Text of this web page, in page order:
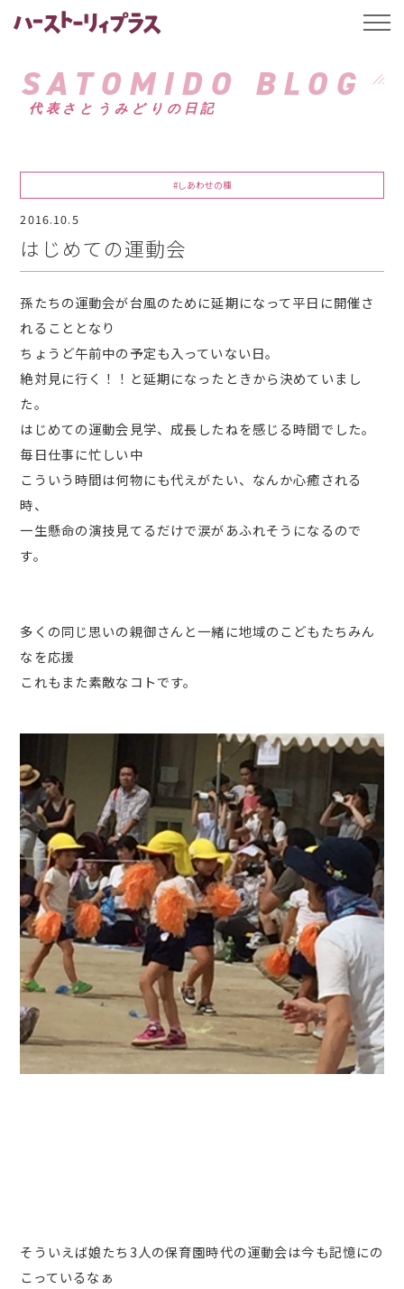
ハーストーリィプ
SATOMIDO BLOG
代表さとうみどりの日記
#しあわせの種
2016.10.5
はじめての運動会
孫たちの運動会が台風のために延期になって平日に開催さ
れることとなり
ちょうど午前中の予定も入っていない日。
絶対見に行く！！と延期になったときから決めていまし
た。
はじめての運動会見学、成長したねを感じる時間でした。
毎日仕事に忙しい中
こういう時間は何物にも代えがたい、なんか心癒される
時、
一生懸命の演技見てるだけで涙があふれそうになるので
す。
多くの同じ思いの親御さんと一緒に地域のこどもたちみん
なを応援
これもまた素敵なコトです。
そういえば娘たち3人の保育園時代の運動会は今も記憶にの
こっているなぁ
t
l
a